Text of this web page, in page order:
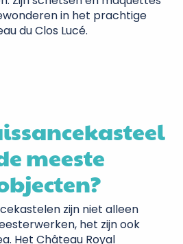
in het prachtige
du Clos Lucé.
meeste
zijn niet alleen
het zijn ook
Het Château Royal